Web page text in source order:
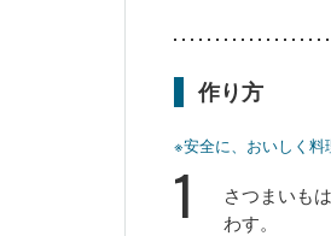
作り方
※安全に、おいしく料
1
さつまいも
わす。